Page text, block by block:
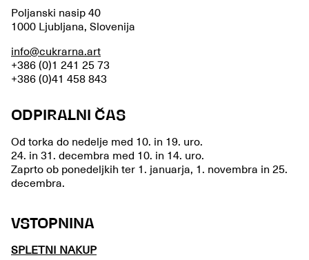
Poljanski nasip 40
1000 Ljubljana, Slovenija
info@cukrarna.art
+386 (0)1 241 25 73
+386 (0)41 458 843
ODPIRALNI ČAS
Od torka do nedelje med 10. in 19. uro.
24. in 31. decembra med 10. in 14. uro.
Zaprto ob ponedeljkih ter 1. januarja, 1. novembra in 25.
decembra.
VSTOPNINA
SPLETNI NAKUP